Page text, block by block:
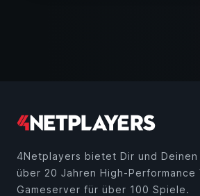
4Netplayers bietet Dir und
über 20 Jahren High-Performance
Gameserver für über 100 Spiele.